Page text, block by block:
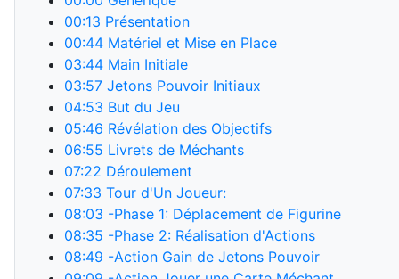
00:13 Présentation
00:44 Matériel et Mise en Place
03:44 Main Initiale
03:57 Jetons Pouvoir Initiaux
04:53 But du Jeu
05:46 Révélation des Objectifs
06:55 Livrets de Méchants
07:22 Déroulement
07:33 Tour d'Un Joueur:
08:03 -Phase 1: Déplacement de Figurine
08:35 -Phase 2: Réalisation d'Actions
08:49 -Action Gain de Jetons Pouvoir